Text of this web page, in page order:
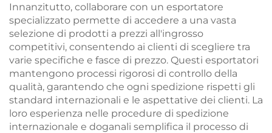
Innanzitutto, collaborare con un esportatore
specializzato permette di accedere a una vasta
selezione di prodotti a prezzi all'ingrosso
competitivi, consentendo ai clienti di scegliere tra
varie specifiche e fasce di prezzo. Questi esportatori
mantengono processi rigorosi di controllo della
qualità, garantendo che ogni spedizione rispetti gli
standard internazionali e le aspettative dei clienti. La
loro esperienza nelle procedure di spedizione
internazionale e doganali semplifica il processo di